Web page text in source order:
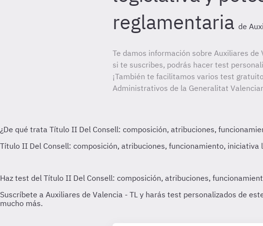
reglamentaria de
Te damos información sobre Auxiliares de
si te suscribes, podrás hacer test
¡También te facilitamos varios test
Administrativos de la Generalitat